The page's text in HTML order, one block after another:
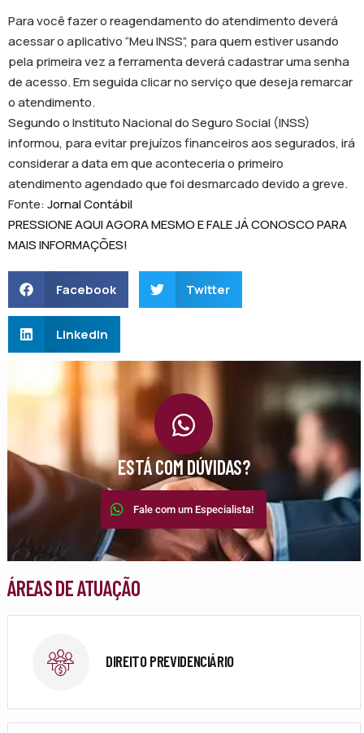
Para você fazer o reagendamento do atendimento deverá
acessar o aplicativo “Meu INSS”, para quem estiver usando
pela primeira vez a ferramenta deverá cadastrar uma senha
de acesso. Em seguida clicar no serviço que deseja remarcar
o atendimento.
Segundo o Instituto Nacional do Seguro Social (INSS)
informou, para evitar prejuízos financeiros aos segurados, irá
considerar a data em que aconteceria o primeiro
atendimento agendado que foi desmarcado devido a greve.
Fonte:Jornal Contábil
PRESSIONE AQUI AGORA MESMO E FALE JÁ CONOSCO PARA
MAIS INFORMAÇÕES!
Facebook Twitter
LinkedIn
ESTÁ COM DÚVIDAS?
Fale com um Especialista!
ÁREAS DE ATUAÇÃO
DIREITO PREVIDENCIÁRIO